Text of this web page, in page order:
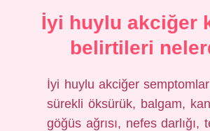
İyi huylu akciğer
belirtileri
İyi huylu akciğer
sürekli öksürük, balgam,
göğüs ağrısı, nefes darlığı,